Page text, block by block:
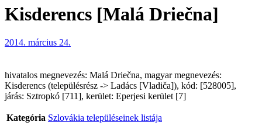
Kisderencs [Malá Driečna]
2014. március 24.
hivatalos megnevezés: Malá Driečna, magyar megnevezés:
Kisderencs (településrész -> Ladács [Vladiča]), kód: [528005],
járás: Sztropkó [711], kerület: Eperjesi kerület [7]
Kategória Szlovákia településeinek listája